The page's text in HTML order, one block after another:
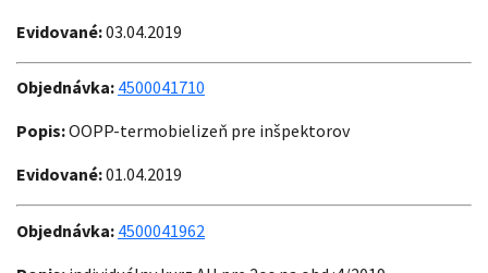
Evidované:03.04.2019
Objednávka: 4500041710
Popis:OOPP-termobielizeň pre inšpektorov
Evidované:01.04.2019
Objednávka: 4500041962